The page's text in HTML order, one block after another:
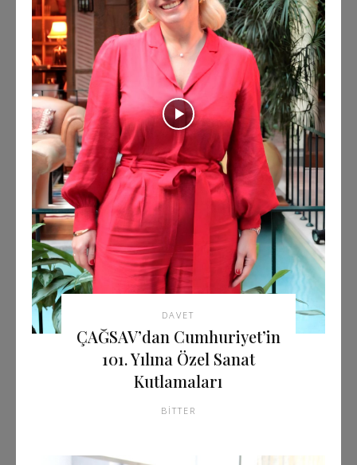
DAVET
ÇAĞSAV’dan Cumhuriyet’in
101. Yılına Özel Sanat
Kutlamaları
BITTER